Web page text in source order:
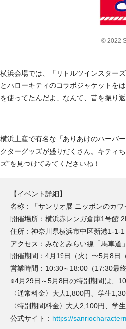
© 2022
横浜会場では、「リトルツインスター
とハローキティのコラボジャケットを
を使ってたんだよ」なんて、昔を振り
横浜土産で有名な「ありあけのハーバ
クターグッズが盛りだくさん。キティ
ズ”を見つけてみてくださいね！
【イベント詳細】
名称：「サンリオ展 ニッポンのカ
開催場所：横浜赤レンガ倉庫1号館
住所：神奈川県横浜市中区新港1-1-1
アクセス：みなとみらい線「馬車道
開催期間：4月19日（火）〜5月8日（
営業時間：10:30～18:00（17:30最終
※4月29日～5月8日の特別期間は、
〈通常料金〉大人1,800円、学生
〈特別期間料金〉大人2,100円、学
公式サイト： https://